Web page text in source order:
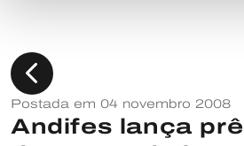
chevron_left
Postada em 04 novembro 2008
Andifes lança